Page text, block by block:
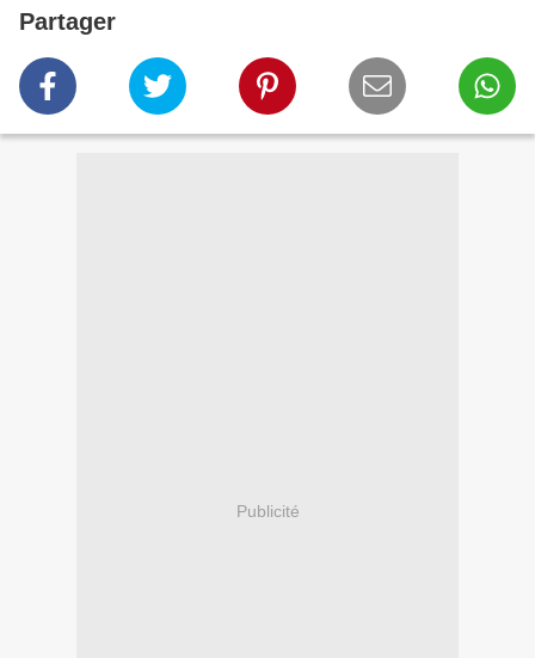
Partager
Publicité